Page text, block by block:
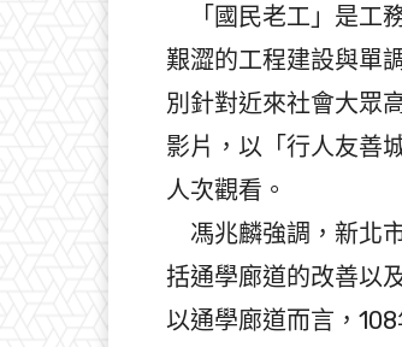
「國民老工」是工
艱澀的工程建設與單
別針對近來社會大眾
影片，以「行人友善
人次觀看。
馮兆麟強調，新北
括通學廊道的改善以
以通學廊道而言，